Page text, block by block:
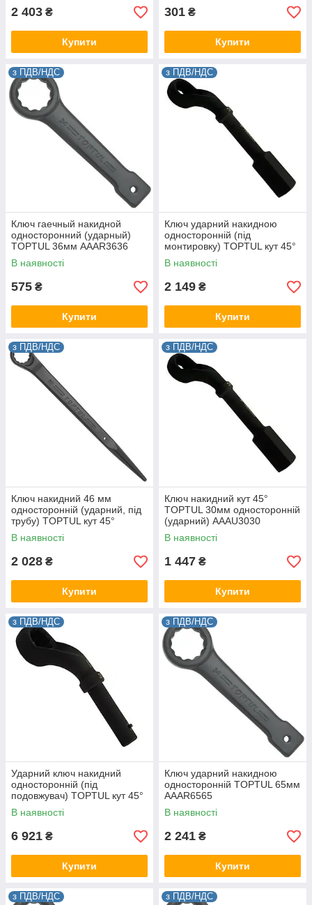
2 403 ₴
Купити
301 ₴
Купити
з ПДВ/НДС
Ключ гаечный накидной
односторонний (ударный)
TOPTUL 36мм AAAR3636
В наявності
575 ₴
Купити
з ПДВ/НДС
Ключ ударний накидною
односторонній (під
монтировку) TOPTUL кут 45°
60мм AAAU6060
В наявності
2 149 ₴
Купити
з ПДВ/НДС
Ключ накидний 46 мм
односторонній (ударний, під
трубу) TOPTUL кут 45°
AAAS4646
В наявності
2 028 ₴
Купити
з ПДВ/НДС
Ключ накидний кут 45°
TOPTUL 30мм односторонній
(ударний) AAAU3030
В наявності
1 447 ₴
Купити
з ПДВ/НДС
Ударний ключ накидний
односторонній (під
подовжувач) TOPTUL кут 45°
75мм AAAV7575
В наявності
6 921 ₴
Купити
з ПДВ/НДС
Ключ ударний накидною
односторонній TOPTUL 65мм
AAAR6565
В наявності
2 241 ₴
Купити
з ПДВ/НДС з ПДВ/НДС